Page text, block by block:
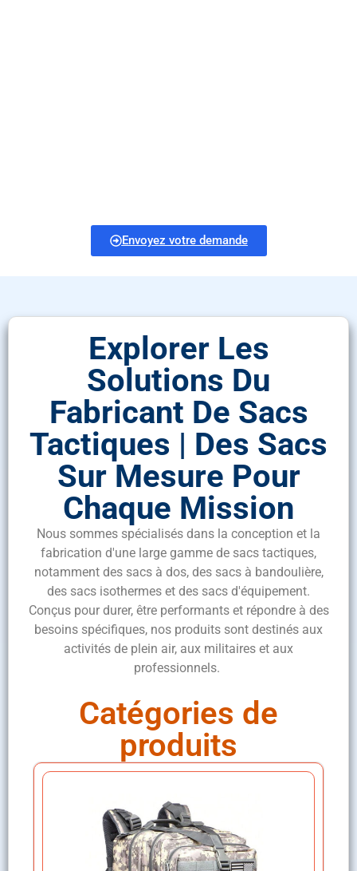
Envoyez votre demande
Explorer Les
Solutions Du
Fabricant De Sacs
Tactiques | Des Sacs
Sur Mesure Pour
Chaque Mission
Nous sommes spécialisés dans la conception et la
fabrication d'une large gamme de sacs tactiques,
notamment des sacs à dos, des sacs à bandoulière,
des sacs isothermes et des sacs d'équipement.
Conçus pour durer, être performants et répondre à des
besoins spécifiques, nos produits sont destinés aux
activités de plein air, aux militaires et aux
professionnels.
Catégories de
produits